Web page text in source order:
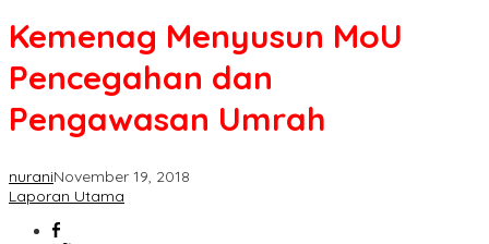
Pencegahan
dan
Pengawasan
Kemenag Menyusun MoU
Pencegahan dan
Pengawasan Umrah
nuraniNovember 19, 2018
Laporan Utama